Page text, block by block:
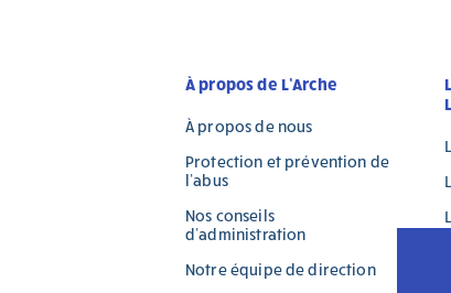
À propos de L’Arche
À propos de nous
Protection et prévention de
l’abus
Nos conseils
d’administration
Notre équipe de direction